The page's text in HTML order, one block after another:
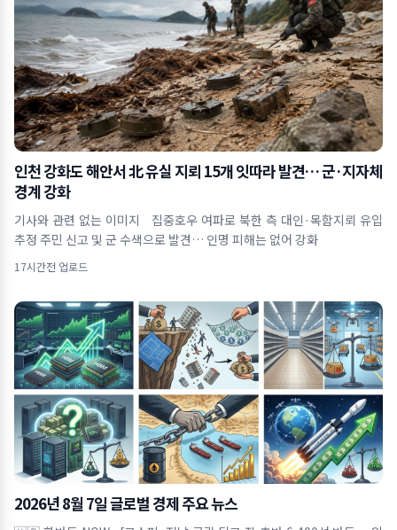
인천 강화도 해안서 北 유실 지뢰 15개 잇따라 발견… 군·지자체
경계 강화
기사와 관련 없는 이미지 집중호우 여파로 북한 측 대인·목함지뢰 유입
추정 주민 신고 및 군 수색으로 발견… 인명 피해는 없어 강화
17시간전 업로드
2026년 8월 7일 글로벌 경제 주요 뉴스